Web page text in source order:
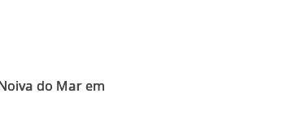
do Mar em